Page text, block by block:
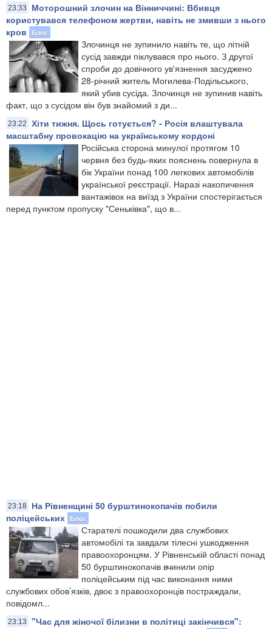
23:33
Моторошний злочин на Вінниччині: Вбивця
користувався телефоном жертви, навіть не змивши з нього
кров
Блог
Злочинця не зупинило навіть те, що літній
сусід завжди піклувався про нього. З другої
спроби до довічного ув'язнення засуджено
28-річний житель Могилева-Подільського,
який убив сусіда. Злочинця не зупинив навіть
факт, що з сусідом він був знайомий з ди...
23:22
Хіти тижня. Щось готується? - Росія влаштувала
масштабну провокацію на українському кордоні
Російська сторона минулої протягом 10
червня без будь-яких пояснень повернула в
бік України понад 100 легкових автомобілів
української реєстрації. Наразі накопичення
вантажівок на виїзд з України спостерігається
перед пунктом пропуску "Сеньківка", що в...
23:18
На Рівненщині 50 бурштинокопачів побили
поліцейських Блог
Старателі пошкодили два службових
автомобілі та завдали тілесні ушкодження
правоохоронцям. У Рівненській області понад
50 бурштинокопачів вчинили опір
поліцейським під час виконання ними
службових обов’язків, двоє з правоохоронців постраждали,
повідомл...
23:13
"Час для жіночої білизни в політиці закінчився":